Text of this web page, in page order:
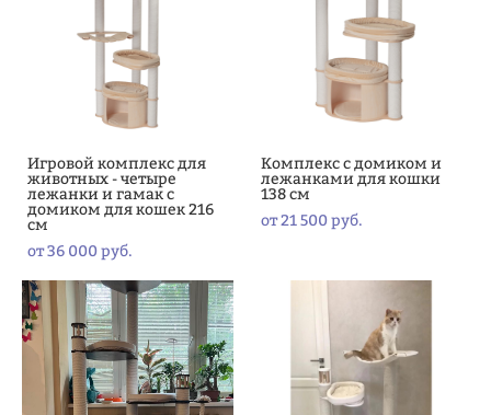
Игровой комплекс для
животных - четыре
лежанки и гамак с
домиком для кошек 216
см
от 36 000 pуб.
Комплекс с домиком и
лежанками для кошки
138 см
от 21 500 pуб.